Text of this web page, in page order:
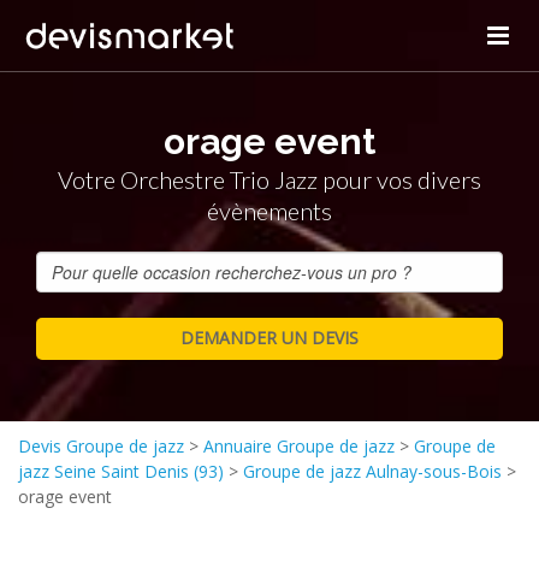
orage event
Votre Orchestre Trio Jazz pour vos divers
évènements
Devis Groupe de jazz > Annuaire Groupe de jazz > Groupe de
jazz Seine Saint Denis (93) > Groupe de jazz Aulnay-sous-Bois >
orage event